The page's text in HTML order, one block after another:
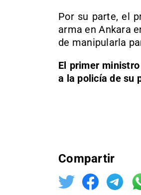
Por su parte, el
arma en Ankara
de manipularla
El primer
a la policía de su
Compartir